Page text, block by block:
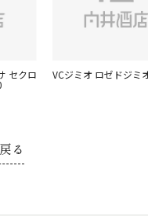
セクロ VCジミオ ロゼドジミ
る